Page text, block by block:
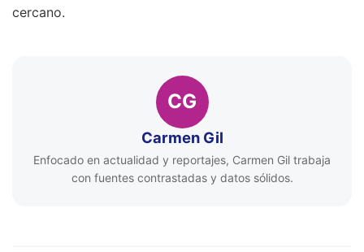
cercano.
CG
Carmen Gil
Enfocado en actualidad y reportajes, Carmen Gil trabaja
con fuentes contrastadas y datos sólidos.